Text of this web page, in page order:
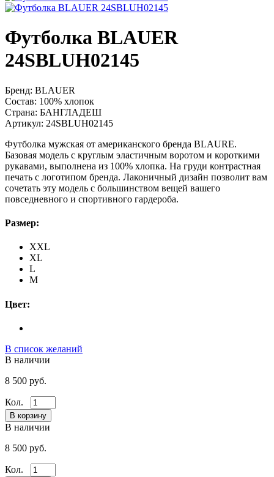
Футболка BLAUER
24SBLUH02145
Бренд: BLAUER
Состав: 100% хлопок
Страна: БАНГЛАДЕШ
Артикул: 24SBLUH02145
Футболка мужская от американского бренда BLAURE.
Базовая модель с круглым эластичным воротом и короткими
рукавами, выполнена из 100% хлопка. На груди контрастная
печать с логотипом бренда. Лаконичный дизайн позволит вам
сочетать эту модель с большинством вещей вашего
повседневного и спортивного гардероба.
Размер:
XXL
XL
L
M
Цвет:
В список желаний
В наличии
8 500 руб.
Кол.
В наличии
8 500 руб.
Кол.